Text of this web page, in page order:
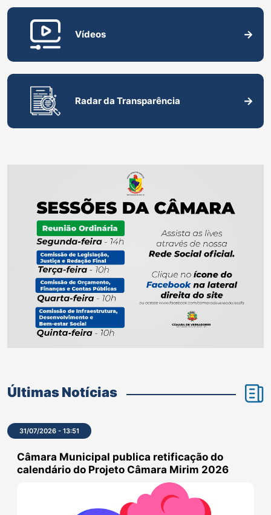
Vídeos
Radar da Transparência
Últimas Notícias
31/07/2026 - 13:51
Câmara Municipal publica retificação do
calendário do Projeto Câmara Mirim 2026